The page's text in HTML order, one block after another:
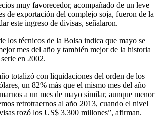
muy favorecedor, acompañado de un leve
de exportación del complejo soja, fueron de la
este ingreso de divisas, señalaron.
los técnicos de la Bolsa indica que mayo se
mes del año y también mejor de la historia
en 2002.
totalizó con liquidaciones del orden de los
un 82% más que el mismo mes del año
a un mes de mayo similar, aunque menor
retrotraernos al año 2013, cuando el nivel
rozó los US$ 3.300 millones”, afirman.